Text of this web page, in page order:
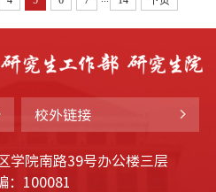
校外链接
学院南路39号办公楼三层
：100081